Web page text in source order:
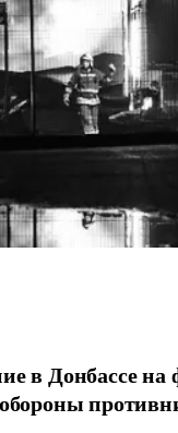
в Донбассе